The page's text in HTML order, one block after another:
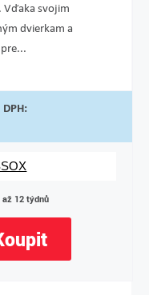
Vďaka svojim
dvierkam a
12 týdnů